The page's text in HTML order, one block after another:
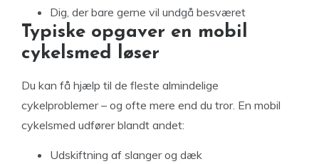
Dig, der bare gerne vil undgå besværet
Typiske opgaver en mobil
cykelsmed løser
Du kan få hjælp til de fleste almindelige
cykelproblemer – og ofte mere end du tror. En mobil
cykelsmed udfører blandt andet:
Udskiftning af slanger og dæk